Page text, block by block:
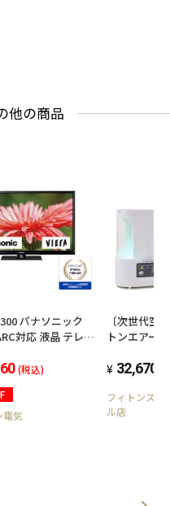
他の商品
パナソニック
対応 液晶 テレビ
(税込)
電気
〔次世代空
トンエアーミニ スタ
32,670
フィトンスト
ル店